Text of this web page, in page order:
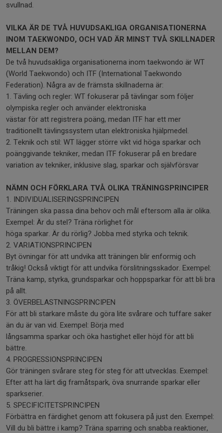
svullnad.
VILKA ÄR DE TVÅ HUVUDSAKLIGA ORGANISATIONERNA
INOM TAEKWONDO, OCH VAD ÄR MINST TVÅ SKILLNADER
MELLAN DEM?
De två huvudsakliga organisationerna inom taekwondo är WT
(World Taekwondo) och ITF (International Taekwondo
Federation). Några av de främsta skillnaderna är:
1. Tävling och regler: WT fokuserar på tävlingar som följer
olympiska regler och använder elektroniska
västar för att registrera poäng, medan ITF har ett mer
traditionellt tävlingssystem utan elektroniska hjälpmedel.
2. Teknik och stil: WT lägger större vikt vid höga sparkar och
poänggivande tekniker, medan ITF fokuserar på en bredare
variation av tekniker, inklusive slag, sparkar och självförsvar
NÄMN OCH FÖRKLARA TVÅ OLIKA TRÄNINGSPRINCIPER
1. INDIVIDUALISERINGSPRINCIPEN
Träningen ska passa dina behov och mål eftersom alla är olika.
Exempel: Är du stel? Träna rörlighet för
höga sparkar. Är du rörlig? Jobba med styrka och teknik.
2. VARIATIONSPRINCIPEN
Byt övningar för att undvika att träningen blir enformig och
tråkig! Också viktigt för att undvika förslitningsskador. Exempel:
Träna kamp, styrka, grundsparkar och hoppsparkar för att bli bra
på allt.
3. ÖVERBELASTNINGSPRINCIPEN
För att bli starkare måste du göra lite svårare och tuffare saker
än du är van vid. Exempel: Börja med
långsamma sparkar och öka hastighet eller höjd för att bli
bättre.
4. PROGRESSIONSPRINCIPEN
Gör träningen svårare steg för steg för att utvecklas. Exempel:
Efter att ha lärt dig framåtspark, öva snurrande sparkar eller
sparkserier.
5. SPECIFICITETSPRINCIPEN
Förbättra en färdighet genom att fokusera på just den. Exempel:
Vill du bli bättre i kamp? Träna sparring och snabba reaktioner,